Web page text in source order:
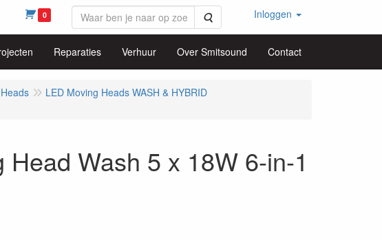
0 Zoeken Inloggen
Reparaties Verhuur Over Smitsound Contact
LED Moving Heads WASH & HYBRID
Wash 5 x 18W 6-in-1